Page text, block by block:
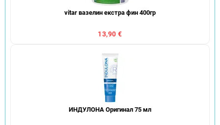
vitar вазелин екстра фин 400гр
13,90 €
ИНДУЛОНА Оригинал 75 мл